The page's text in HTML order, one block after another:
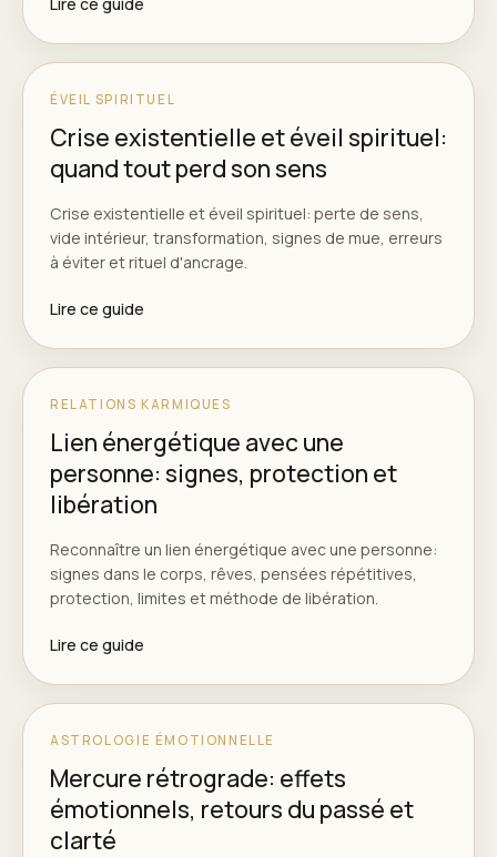
ÉVEIL SPIRITUEL
Crise existentielle et éveil spirituel:
quand tout perd son sens
Crise existentielle et éveil spirituel: perte de sens,
vide intérieur, transformation, signes de mue, erreurs
à éviter et rituel d'ancrage.
Lire ce guide
RELATIONS KARMIQUES
Lien énergétique avec une
personne: signes, protection et
libération
Reconnaître un lien énergétique avec une personne:
signes dans le corps, rêves, pensées répétitives,
protection, limites et méthode de libération.
Lire ce guide
ASTROLOGIE ÉMOTIONNELLE
Mercure rétrograde: effets
émotionnels, retours du passé et
clarté